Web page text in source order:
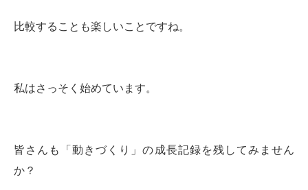
比較することも楽しいことですね。
私はさっそく始めています。
皆さんも「動きづくり」の成長記録を残してみません
か？